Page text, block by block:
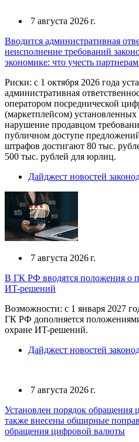
7 августа 2026 г.
Вводится административная
неисполнение требований
экономике: что учесть
Риски: с 1 октября 2026 года
административная
оператором посреднической
(маркетплейсом) установленных
нарушение продавцом
публичном доступе
штрафов достигают 80 тыс.
500 тыс. рублей для юрлиц.
Дайджест новостей
7 августа 2026 г.
В ГК РФ вводятся положения о
ИT-решений
Возможности: с 1 января 2027
ГК РФ дополняется
охране ИT-решений.
Дайджест новостей
7 августа 2026 г.
Установлен порядок обращения
также внесены обширные
обращения цифровой валюты